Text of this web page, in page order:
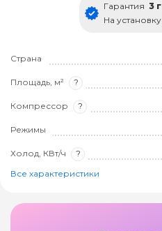
Гарантия 3
На установку
Страна
Площадь, м² ?
Компрессор ?
Режимы
Холод, КВт/ч ?
Все характеристики